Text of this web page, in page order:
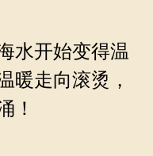
水开始变得温
暖走向滚烫，
！